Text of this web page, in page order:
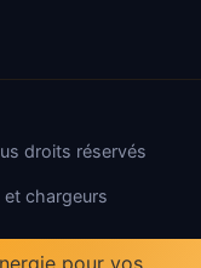
droits réservés
et chargeurs
pour vos